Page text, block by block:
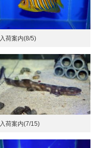
入荷案内(8/5)
入荷案内(7/15)